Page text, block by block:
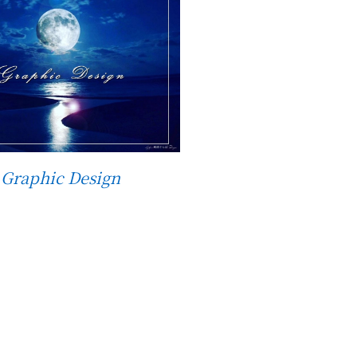
Graphic Design